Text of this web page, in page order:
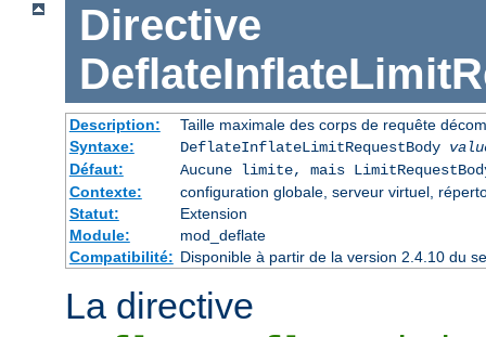
Directive
Description:
Taille maximale des corps de requête
Syntaxe:
DeflateInflateLimitRequestBody
Défaut:
Aucune limite, mais
Contexte:
configuration globale, serveur virtuel,
Statut:
Extension
Module:
mod_deflate
Compatibilité: Disponible à partir de la version 2.4.10 du
La directive